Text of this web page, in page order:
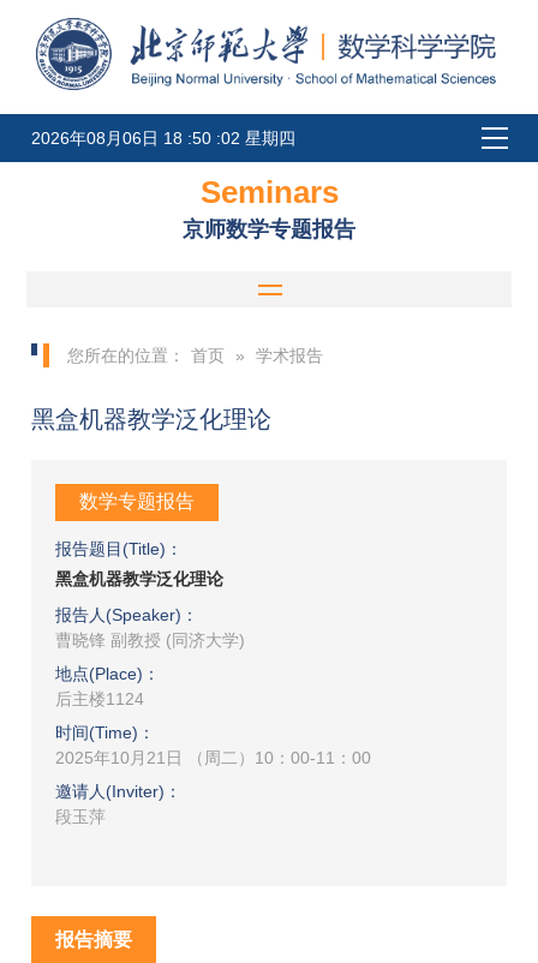
2026年08月06日 18 :50 :02 星期四
Seminars
京师数学专题报告
您所在的位置： 首页 » 学术报告
黑盒机器教学泛化理论
数学专题报告
报告题目(Title)：
黑盒机器教学泛化理论
报告人(Speaker)：
曹晓锋 副教授 (同济大学)
地点(Place)：
后主楼1124
时间(Time)：
2025年10月21日 （周二）10：00-11：00
邀请人(Inviter)：
段玉萍
报告摘要